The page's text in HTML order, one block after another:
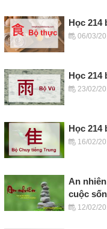
Học 214
06/03/
Học 214
23/02/
Học 214
16/02/
An
cuộc
12/02/